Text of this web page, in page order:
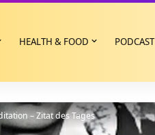
HEALTH & FOOD PODCAST
– Zitat des Tages